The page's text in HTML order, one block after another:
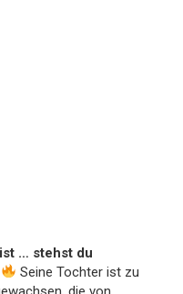
… stehst du
Seine Tochter ist zu